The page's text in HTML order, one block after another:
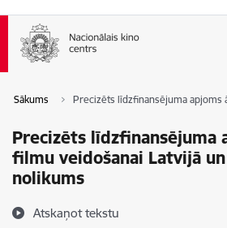
Sākums Precizēts līdzfinansējuma apjoms
Precizēts līdzfinansējuma
filmu veidošanai Latvijā
nolikums
Atskaņot tekstu